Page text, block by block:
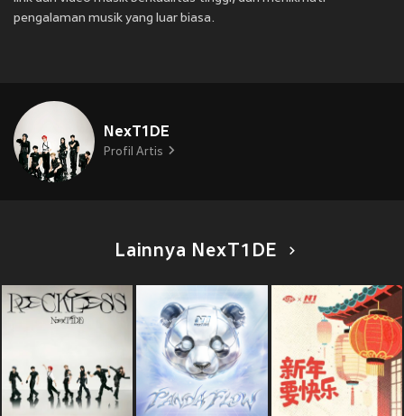
pengalaman musik yang luar biasa.
NexT1DE
Profil Artis
Lainnya NexT1DE